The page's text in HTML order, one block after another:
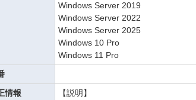
Windows Server 2019
Windows Server 2022
Windows Server 2025
Windows 10 Pro
Windows 11 Pro
情報
【説明】